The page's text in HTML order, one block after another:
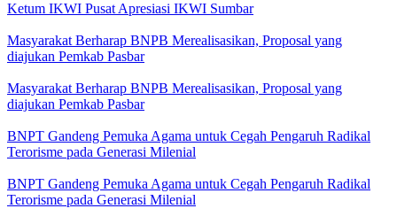
Ketum IKWI Pusat Apresiasi IKWI Sumbar
Masyarakat Berharap BNPB Merealisasikan, Proposal yang
diajukan Pemkab Pasbar
Masyarakat Berharap BNPB Merealisasikan, Proposal yang
diajukan Pemkab Pasbar
BNPT Gandeng Pemuka Agama untuk Cegah Pengaruh Radikal
Terorisme pada Generasi Milenial
BNPT Gandeng Pemuka Agama untuk Cegah Pengaruh Radikal
Terorisme pada Generasi Milenial